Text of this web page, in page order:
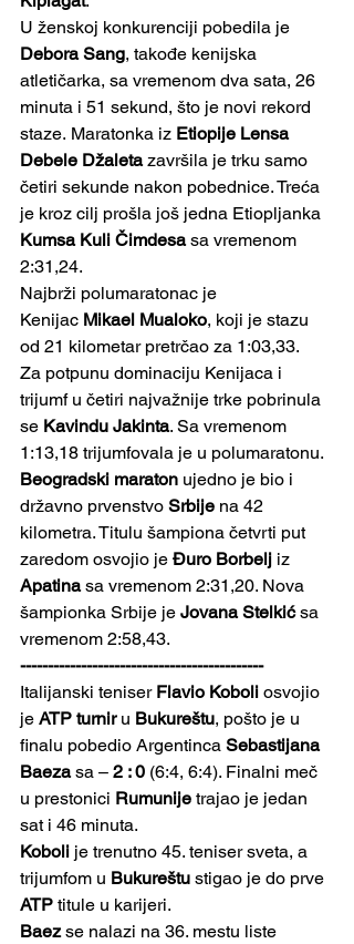
U ženskoj konkurenciji pobedila je
Debora Sang, takođe kenijska
atletičarka, sa vremenom dva sata, 26
minuta i 51 sekund, što je novi rekord
staze. Maratonka iz Etiopije Lensa
Debele Džaleta završila je trku samo
četiri sekunde nakon pobednice. Treća
je kroz cilj prošla još jedna Etiopljanka
Kumsa Kuli Čimdesa sa vremenom
2:31,24.
Najbrži polumaratonac je
Kenijac Mikael Mualoko, koji je stazu
od 21 kilometar pretrčao za 1:03,33.
Za potpunu dominaciju Kenijaca i
trijumf u četiri najvažnije trke pobrinula
se Kavindu Jakinta. Sa vremenom
1:13,18 trijumfovala je u polumaratonu.
Beogradski maraton ujedno je bio i
državno prvenstvo Srbije na 42
kilometra. Titulu šampiona četvrti put
zaredom osvojio je Đuro Borbelj iz
Apatina sa vremenom 2:31,20. Nova
šampionka Srbije je Jovana Stelkić sa
vremenom 2:58,43.
--------------------------------------------
Italijanski teniser Flavio Koboli osvojio
je ATP turnir u Bukureštu, pošto je u
finalu pobedio Argentinca Sebastijana
Baeza sa – 2 : 0 (6:4, 6:4). Finalni meč
u prestonici Rumunije trajao je jedan
sat i 46 minuta.
Koboli je trenutno 45. teniser sveta, a
trijumfom u Bukureštu stigao je do prve
ATP titule u karijeri.
Baez se nalazi na 36. mestu liste